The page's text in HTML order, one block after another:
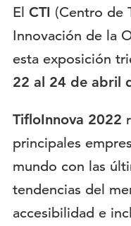
El CTI (Centro de
Innovación de la
esta exposición
22 al 24 de abril
TifloInnova 2022
principales
mundo con las
tendencias del
accesibilidad e